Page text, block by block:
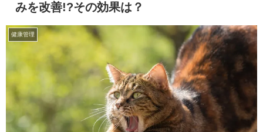
みを改善!?その効果は？
健康管理